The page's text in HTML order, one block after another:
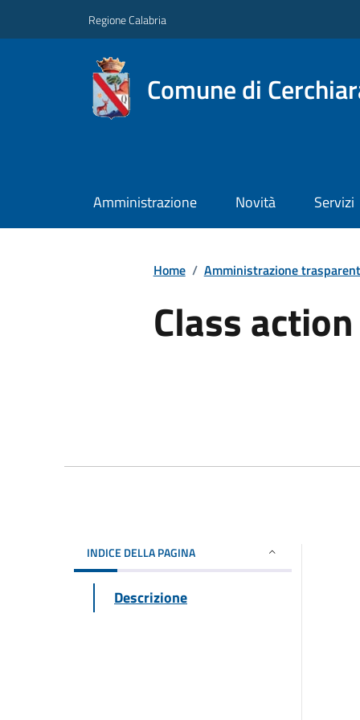
Regione Calabria
Comune di
Amministrazione Novità Servizi
Home / Amministrazione
Class action
INDICE DELLA PAGINA
Descrizione